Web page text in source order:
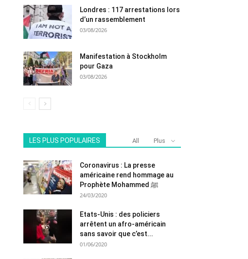
Londres : 117 arrestations lors
d’un rassemblement
03/08/2026
Manifestation à Stockholm
pour Gaza
03/08/2026
LES PLUS POPULAIRES All Plus
Coronavirus : La presse
américaine rend hommage au
Prophète Mohammed ﷺ
24/03/2020
Etats-Unis : des policiers
arrêtent un afro-américain
sans savoir que c’est...
01/06/2020